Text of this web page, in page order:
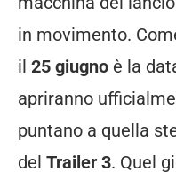
in movimento.
il 25 giugno è la
apriranno
puntano a quella
del Trailer 3. Quel